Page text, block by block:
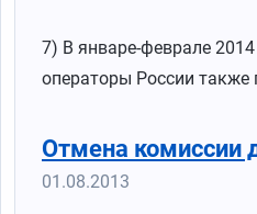
7) В январе-феврале
операторы России также
Отмена комиссии
01.08.2013